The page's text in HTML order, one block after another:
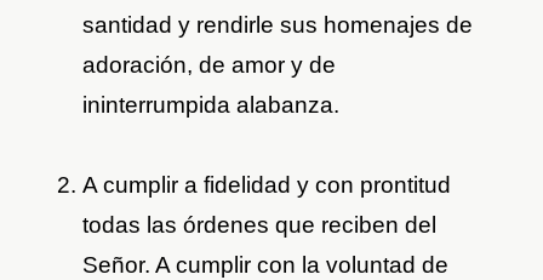
santidad y rendirle sus homenajes de
adoración, de amor y de
ininterrumpida alabanza.
A cumplir a fidelidad y con prontitud
todas las órdenes que reciben del
Señor. A cumplir con la voluntad de